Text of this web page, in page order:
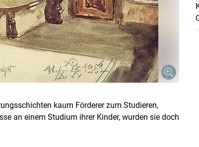
Skip to main content
kaum Förderer zum Studieren,
an einem Studium ihrer Kinder, wurden sie doch